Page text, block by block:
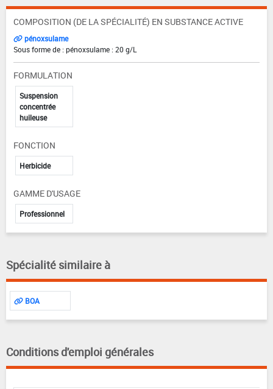
COMPOSITION (DE LA SPÉCIALITÉ) EN SUBSTANCE ACTIVE
pénoxsulame
Sous forme de : pénoxsulame : 20 g/L
FORMULATION
Suspension
concentrée
huileuse
FONCTION
Herbicide
GAMME D'USAGE
Professionnel
Spécialité similaire à
BOA
Conditions d'emploi générales